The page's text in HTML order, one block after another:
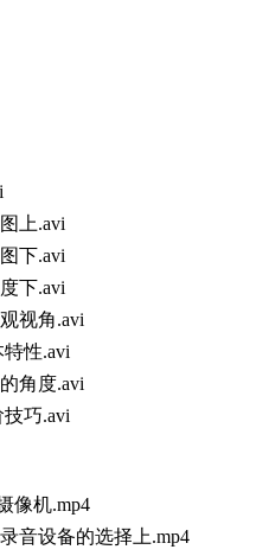
上.avi
下.avi
下.avi
视角.avi
特性.avi
角度.avi
技巧.avi
像机.mp4
音设备的选择上.mp4